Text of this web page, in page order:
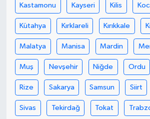
Kastamonu Kayseri Kilis
Kütahya Kırklareli Kırıkkale
Malatya Manisa Mardin
Muş Nevşehir Niğde Ordu
Rize Sakarya Samsun Siirt
Sivas Tekirdağ Tokat